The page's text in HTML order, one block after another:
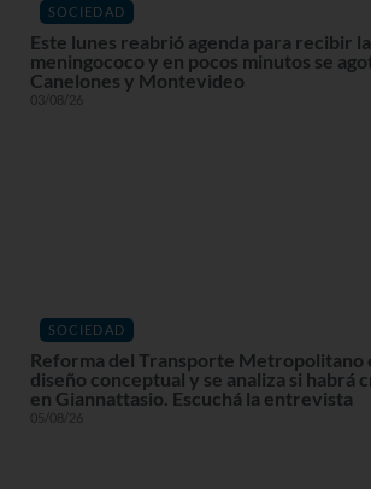
SOCIEDAD
Este lunes reabrió agenda para recibir
meningococo y en pocos minutos se
Canelones y Montevideo
03/08/26
SOCIEDAD
Reforma del Transporte Metropolitano
diseño conceptual y se analiza si habrá
en Giannattasio. Escuchá la entrevista
05/08/26